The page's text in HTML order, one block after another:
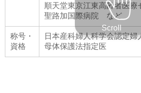
順天堂東京江東高齢者医療
聖路加国際病院 など
称号・
資格
⽇本産科婦⼈科学会認定婦
⺟体保護法指定医
Scroll